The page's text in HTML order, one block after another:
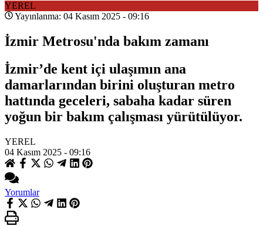
YEREL
Yayınlanma: 04 Kasım 2025 - 09:16
İzmir Metrosu'nda bakım zamanı
İzmir’de kent içi ulaşımın ana
damarlarından birini oluşturan metro
hattında geceleri, sabaha kadar süren
yoğun bir bakım çalışması yürütülüyor.
YEREL
04 Kasım 2025 - 09:16
Yorumlar